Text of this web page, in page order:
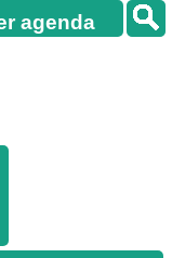
agenda